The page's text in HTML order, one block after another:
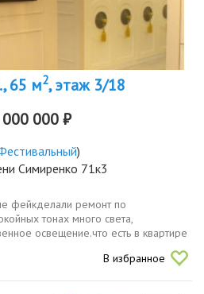
65 м2, этаж 3/18
000 ₽
)
Симиренко 71к3
фейкделали ремонт по
тонах много света,
освещение.что есть в квартире
светлая просторная гостиная диван
В избранное